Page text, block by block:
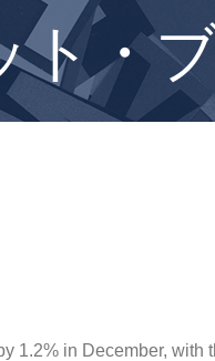
ト・
1.2% in December,